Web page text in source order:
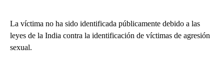
La víctima no ha sido identificada públicamente debido a las
leyes de la India contra la identificación de víctimas de agresión
sexual.